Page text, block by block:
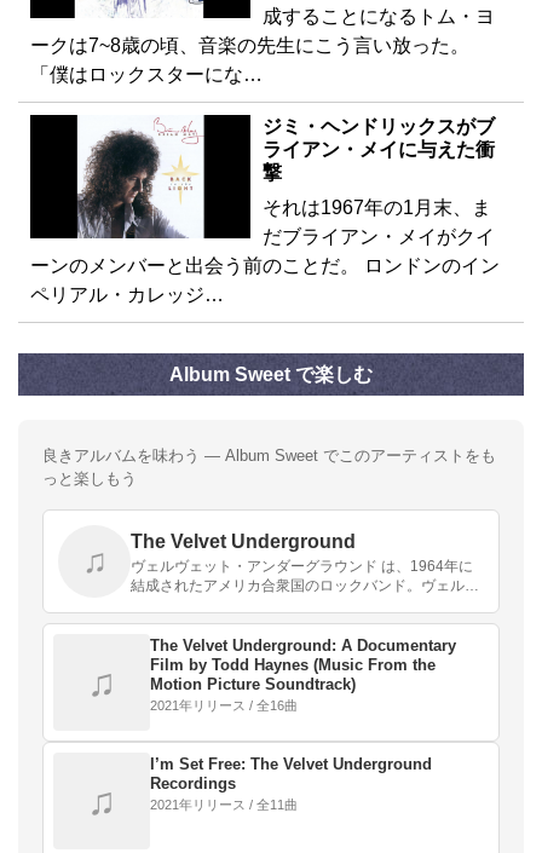
成することになるトム・ヨ
ークは7~8歳の頃、音楽の先生にこう言い放った。
「僕はロックスターにな…
ジミ・ヘンドリックスがブ
ライアン・メイに与えた衝
撃
それは1967年の1月末、ま
だブライアン・メイがクイ
ーンのメンバーと出会う前のことだ。 ロンドンのイン
ペリアル・カレッジ…
Album Sweet で楽しむ
良きアルバムを味わう — Album Sweet でこのアーティストをも
っと楽しもう
♫
The Velvet Underground
ヴェルヴェット・アンダーグラウンド は、1964年に
結成されたアメリカ合衆国のロックバンド。ヴェルヴ
♫
The Velvet Underground: A Documentary
Film by Todd Haynes (Music From the
Motion Picture Soundtrack)
2021年リリース / 全16曲
♫
I’m Set Free: The Velvet Underground
Recordings
2021年リリース / 全11曲